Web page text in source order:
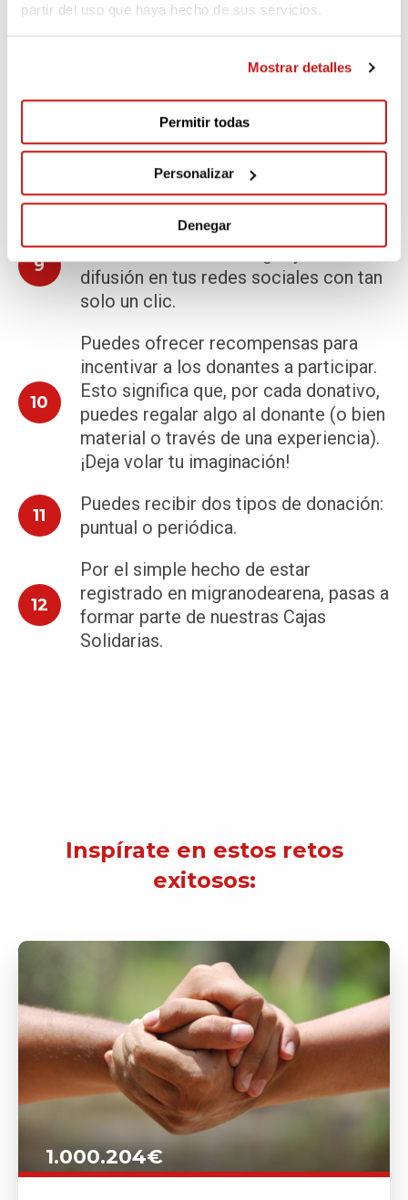
partir del uso que haya hecho de sus servicios.
Mostrar detalles
Permitir todas
Personalizar
Denegar
automática e instantánea para que
puedan desgravarse su aportación.
Ganas visibilidad y llegas a más
entorno social fuera del que ya
conoce a tu ONG.
9
Puedes incorporar el reto en tu página
web a través de un widget y darle
difusión en tus redes sociales con tan
solo un clic.
10
Puedes ofrecer recompensas para
incentivar a los donantes a participar.
Esto significa que, por cada donativo,
puedes regalar algo al donante (o bien
material o través de una experiencia).
¡Deja volar tu imaginación!
11
Puedes recibir dos tipos de donación:
puntual o periódica.
12
Por el simple hecho de estar
registrado en migranodearena, pasas a
formar parte de nuestras Cajas
Solidarias.
Inspírate en estos retos
exitosos:
1.000.204€